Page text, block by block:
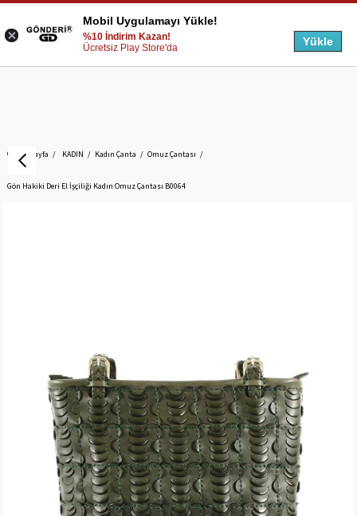
Anasayfa KADIN Kadın Çanta Omuz Çantası
Gön Hakiki Deri El İşçiliği Kadın Omuz Çantası B0064
Mobil Uygulamayı Yükle!
%10 İndirim Kazan!
Ücretsiz Play Store'da
Yükle